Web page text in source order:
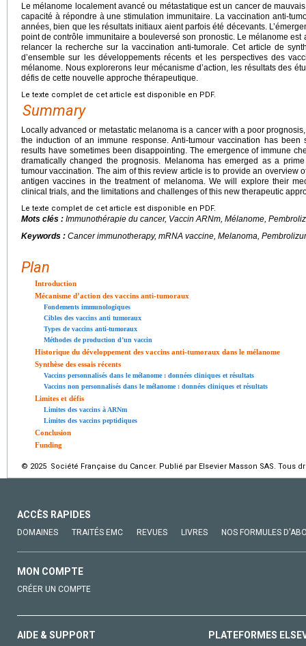
Le mélanome localement avancé ou métastatique est un cancer de
capacité à répondre à une stimulation immunitaire. La vaccination anti-
années, bien que les résultats initiaux aient parfois été décevants.
point de contrôle immunitaire a bouleversé son pronostic. Le mélanome
relancer la recherche sur la vaccination anti-tumorale. Cet article de
d’ensemble sur les développements récents et les perspectives des
mélanome. Nous explorerons leur mécanisme d’action, les résultats des
défis de cette nouvelle approche thérapeutique.
Le texte complet de cet article est disponible en PDF.
Summary
Locally advanced or metastatic melanoma is a cancer with a poor
the induction of an immune response. Anti-tumour vaccination has
results have sometimes been disappointing. The emergence of immune
dramatically changed the prognosis. Melanoma has emerged as a
tumour vaccination. The aim of this review article is to provide an overview
antigen vaccines in the treatment of melanoma. We will explore their
clinical trials, and the limitations and challenges of this new therapeutic
Le texte complet de cet article est disponible en PDF.
Mots clés : Immunothérapie du cancer, Vaccin ARNm, Mélanome,
Keywords : Cancer immunotherapy, mRNA vaccine, Melanoma,
Plan
Introduction
Mécanisme d’action des vaccins anti-tumoraux
Fondements immunologiques
Cibles des vaccins anti tumoraux
Types de vaccins anti-tumoraux
Méthodes de production d’un vaccin
Historique du développement des vaccins anti-tumoraux dans le mélanome
Synthèse des essais récents
Vaccins personnalisés dans le mélanome : données cliniques et résultats
Vaccins non personnalisés dans le mélanome : données cliniques et résultats
Limites et défis
Limites des vaccins à ARNm
Limites des vaccins peptidiques
Conclusion
Funding
© 2025 Société Française du Cancer. Publié par Elsevier Masson SAS. Tous
ACCÈS RAPIDES
DOMAINES TRAITÉS EMC REVUES LIVRES NOS FORMULES
MON COMPTE
CRÉER UN COMPTE
AIDE & SUPPORT PLATEFORMES